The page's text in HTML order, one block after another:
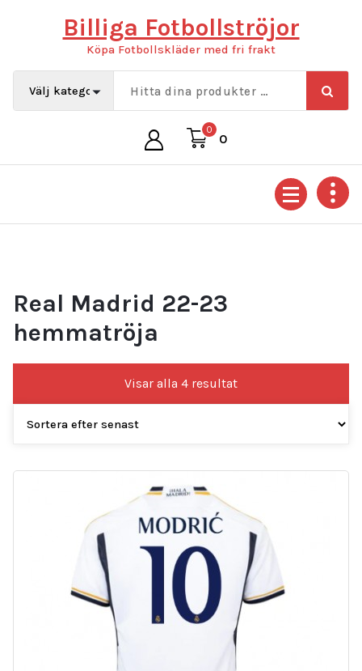
Billiga Fotbollströjor
Köpa Fotbollskläder med fri frakt
0
0
Real Madrid 22-23
hemmatröja
Visar alla 4 resultatSortera
efter